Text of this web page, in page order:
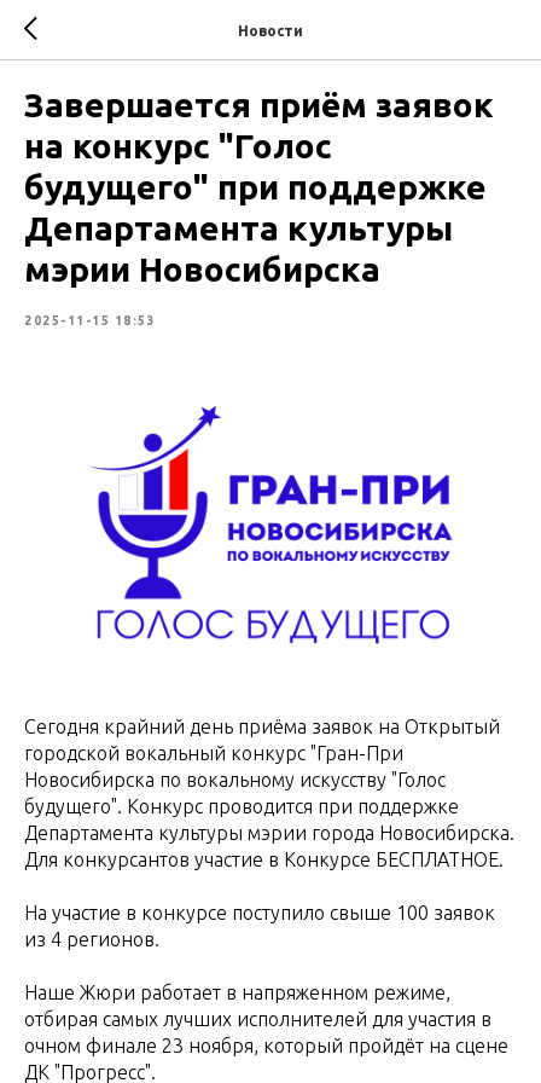
Новости
Завершается приём заявок
на конкурс "Голос
будущего" при поддержке
Департамента культуры
мэрии Новосибирска
2025-11-15 18:53
Сегодня крайний день приёма заявок на Открытый
городской вокальный конкурс "Гран-При
Новосибирска по вокальному искусству "Голос
будущего". Конкурс проводится при поддержке
Департамента культуры мэрии города Новосибирска.
Для конкурсантов участие в Конкурсе БЕСПЛАТНОЕ.
На участие в конкурсе поступило свыше 100 заявок
из 4 регионов.
Наше Жюри работает в напряженном режиме,
отбирая самых лучших исполнителей для участия в
очном финале 23 ноября, который пройдёт на сцене
ДК "Прогресс".